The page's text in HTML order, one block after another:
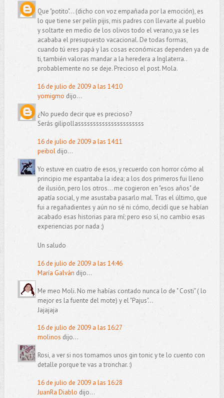
Que "potito"... (dicho con voz empañada por la emoción), es
lo que tiene ser pelín pijis, mis padres con llevarte al pueblo
y soltarte en medio de los olivos todo el verano,ya se les
acababa el presupuesto vacacional. De todas formas,
cuando tú eres papá y las cosas económicas dependen ya de
ti, también valoras mandar a la heredera a Inglaterra..
probablemente no se deje. Precioso el post. Mola.
16 de julio de 2009 a las 14:10
yomigmo dijo...
¿No puedo decir que es precioso?
Serás gilipollassssssssssssssssssssss
16 de julio de 2009 a las 14:11
peiboldijo...
Yo estuve en cuatro de esos, y recuerdo con horror cómo al
principio me espantaba la idea; a los dos primeros fui lleno
de ilusión, pero los otros... me cogieron en "esos años" de
apatía social, y me asustaba pasarlo mal. Tras el último, que
fui a regañadientes y aún no sé ni cómo, decidí que se habían
acabado esas historias para mí; pero eso sí, no cambio esas
experiencias por nada ;)
Un saludo
16 de julio de 2009 a las 14:46
María Galván dijo...
Me meo Moli. No me habías contado nunca lo de " Costi" ( lo
mejor es la fuente del mote) y el "Pajus"...
Jajajaja
16 de julio de 2009 a las 16:27
molinos dijo...
Rosi, a ver si nos tomamos unos gin tonic y te lo cuento con
detalle porque te vas a tronchar. :)
16 de julio de 2009 a las 16:28
JuanRa Diablo dijo...